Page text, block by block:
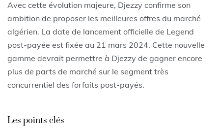
Avec cette évolution majeure, Djezzy confirme son
ambition de proposer les meilleures offres du marché
algérien. La date de lancement officielle de Legend
post-payée est fixée au 21 mars 2024. Cette nouvelle
gamme devrait permettre à Djezzy de gagner encore
plus de parts de marché sur le segment très
concurrentiel des forfaits post-payés.
Les points clés